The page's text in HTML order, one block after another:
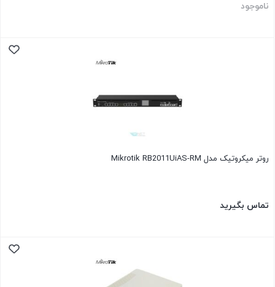
ناموجود
روتر میکروتیک مدل Mikrotik RB2011UiAS-RM
تماس بگیرید